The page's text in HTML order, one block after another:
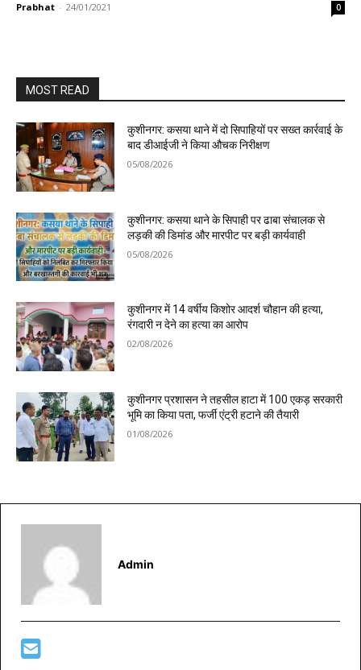
Prabhat - 24/01/2021 0
MOST READ
कुशीनगर: कसया थाने में दो सिपाहियों पर सख्त कार्रवाई के
बाद डीआईजी ने किया औचक निरीक्षण
05/08/2026
कुशीनगर: कसया थाने के सिपाही पर ढाबा संचालक से
लड़की की डिमांड और मारपीट पर बड़ी कार्यवाही
05/08/2026
कुशीनगर में 14 वर्षीय किशोर आदर्श चौहान की हत्या,
रंगदारी न देने का हत्या का आरोप
02/08/2026
कुशीनगर प्रशासन ने तहसील हाटा में 100 एकड़ सरकारी
भूमि का किया पता, फर्जी एंट्री हटाने की तैयारी
01/08/2026
Admin